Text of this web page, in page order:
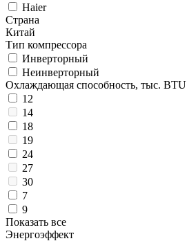
Haier
Страна
Китай
Тип компрессора
Инверторный
Неинверторный
Охлаждающая способность, тыс. BTU
12
14
18
19
24
27
30
7
9
Показать все
Энергоэффект